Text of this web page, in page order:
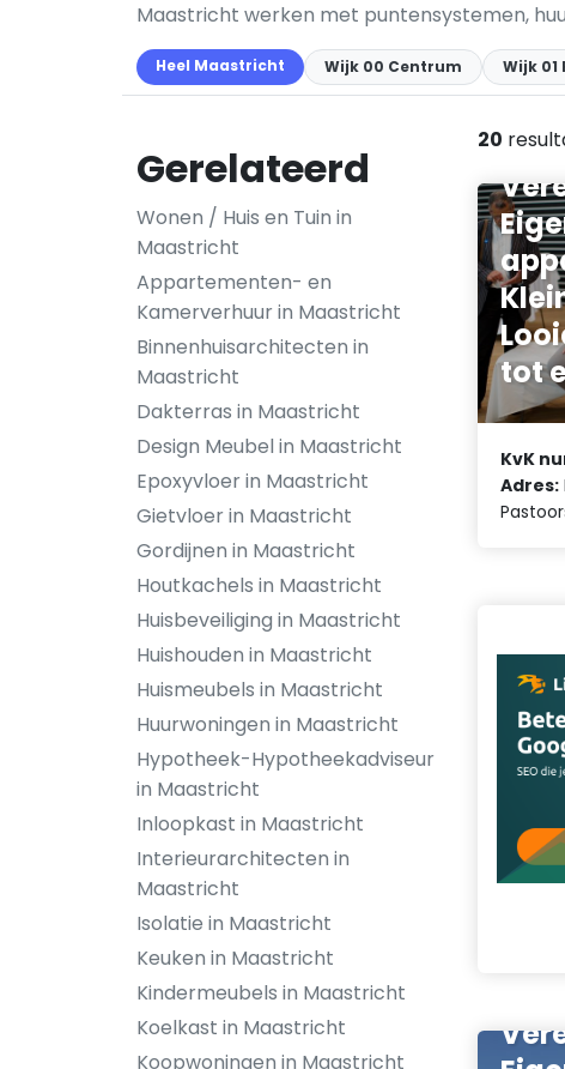
Maastricht werken met puntensystemen,
Heel Maastricht Wijk 00 Centrum Wijk
Gerelateerd
Wonen / Huis en Tuin in
Maastricht
Appartementen- en
Kamerverhuur in Maastricht
Binnenhuisarchitecten in
Maastricht
Dakterras in Maastricht
Design Meubel in Maastricht
Epoxyvloer in Maastricht
Gietvloer in Maastricht
Gordijnen in Maastricht
Houtkachels in Maastricht
Huisbeveiliging in Maastricht
Huishouden in Maastricht
Huismeubels in Maastricht
Huurwoningen in Maastricht
Hypotheek-Hypotheekadviseur
in Maastricht
Inloopkast in Maastricht
Interieurarchitecten in
Maastricht
Isolatie in Maastricht
Keuken in Maastricht
Kindermeubels in Maastricht
Koelkast in Maastricht
Koopwoningen in Maastricht
20
tot
KvK
Adres: